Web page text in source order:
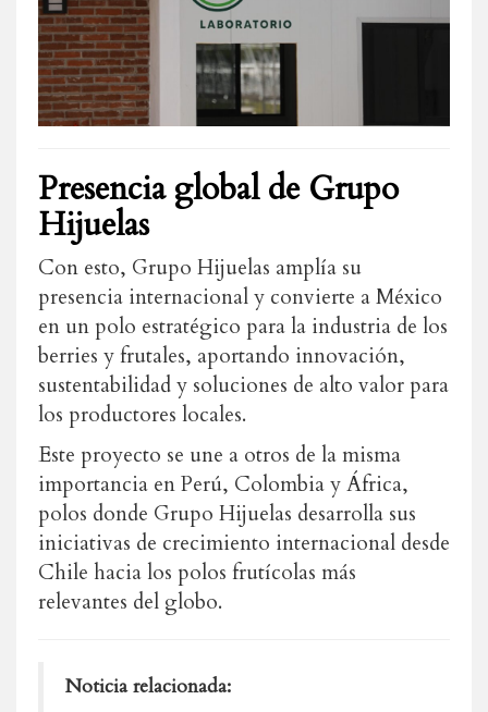
Presencia global de Grupo
Hijuelas
Con esto, Grupo Hijuelas amplía su
presencia internacional y convierte a México
en un polo estratégico para la industria de los
berries y frutales, aportando innovación,
sustentabilidad y soluciones de alto valor para
los productores locales.
Este proyecto se une a otros de la misma
importancia en Perú, Colombia y África,
polos donde Grupo Hijuelas desarrolla sus
iniciativas de crecimiento internacional desde
Chile hacia los polos frutícolas más
relevantes del globo.
Noticia relacionada: